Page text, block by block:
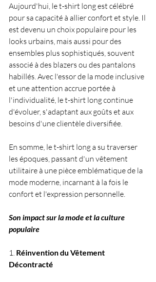
Aujourd'hui, le t-shirt long est célébré
pour sa capacité à allier confort et style. Il
est devenu un choix populaire pour les
looks urbains, mais aussi pour des
ensembles plus sophistiqués, souvent
associé à des blazers ou des pantalons
habillés. Avec l'essor de la mode inclusive
et une attention accrue portée à
l'individualité, le t-shirt long continue
d'évoluer, s'adaptant aux goûts et aux
besoins d'une clientèle diversifiée.
En somme, le t-shirt long a su traverser
les époques, passant d'un vêtement
utilitaire à une pièce emblématique de la
mode moderne, incarnant à la fois le
confort et l'expression personnelle.
Son impact sur la mode et la culture
populaire
1. Réinvention du Vêtement
Décontracté